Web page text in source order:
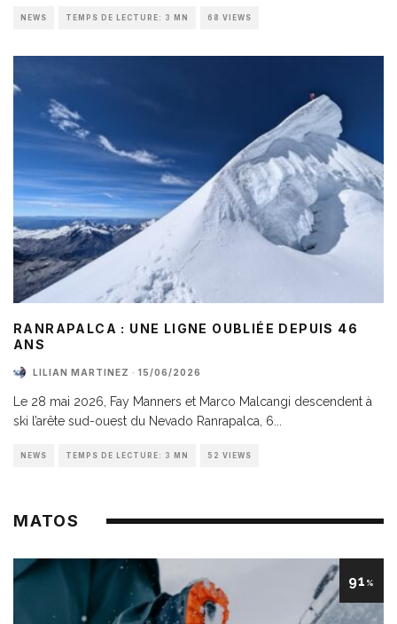
NEWS TEMPS DE LECTURE: 3 MN 68 VIEWS
RANRAPALCA : UNE LIGNE OUBLIÉE DEPUIS 46
ANS
LILIAN MARTINEZ · 15/06/2026
Le 28 mai 2026, Fay Manners et Marco Malcangi descendent à
ski l’arête sud-ouest du Nevado Ranrapalca, 6
NEWS TEMPS DE LECTURE: 3 MN 52 VIEWS
MATOS
91 %